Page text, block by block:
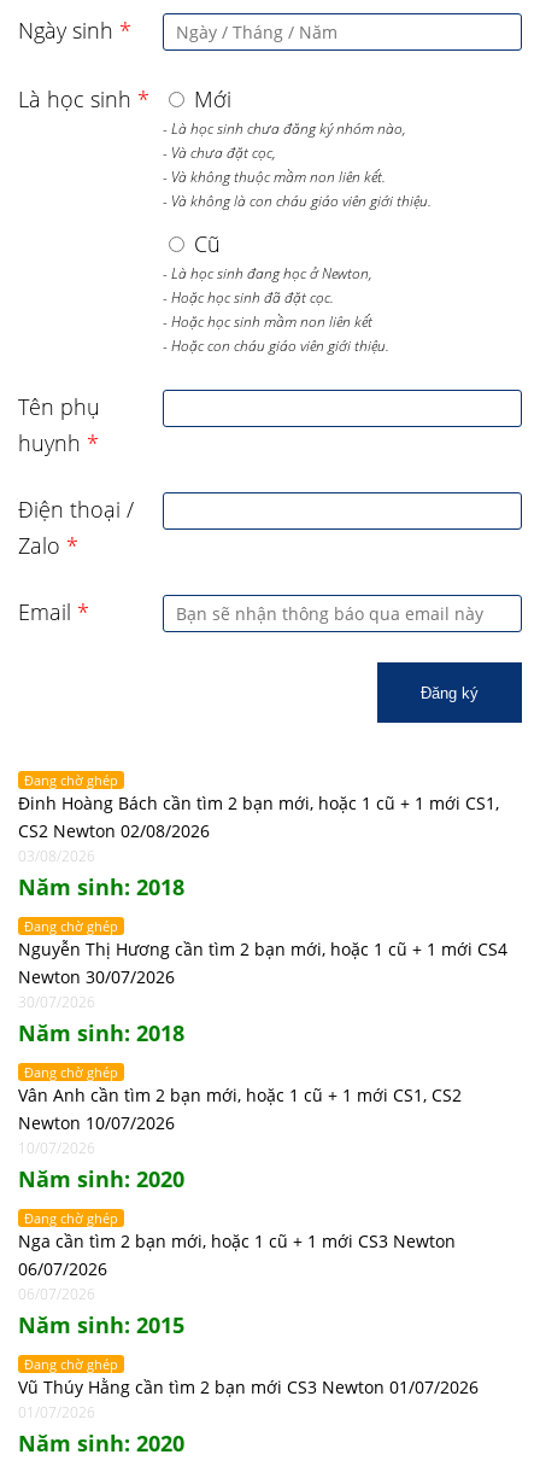
Ngày sinh *
Là học sinh * Mới
- Là học sinh chưa đăng ký nhóm nào,
- Và chưa đặt cọc,
- Và không thuộc mầm non liên kết.
- Và không là con cháu giáo viên giới thiệu.
Cũ
- Là học sinh đang học ở Newton,
- Hoặc học sinh đã đặt cọc.
- Hoặc học sinh mầm non liên kết
- Hoặc con cháu giáo viên giới thiệu.
Tên phụ
huynh *
Điện thoại /
Zalo *
Email *
Đăng ký
Đang chờ ghép
Đinh Hoàng Bách cần tìm 2 bạn mới, hoặc 1 cũ + 1 mới CS1,
CS2 Newton 02/08/2026
03/08/2026
Năm sinh: 2018
Đang chờ ghép
Nguyễn Thị Hương cần tìm 2 bạn mới, hoặc 1 cũ + 1 mới CS4
Newton 30/07/2026
30/07/2026
Năm sinh: 2018
Đang chờ ghép
Vân Anh cần tìm 2 bạn mới, hoặc 1 cũ + 1 mới CS1, CS2
Newton 10/07/2026
10/07/2026
Năm sinh: 2020
Đang chờ ghép
Nga cần tìm 2 bạn mới, hoặc 1 cũ + 1 mới CS3 Newton
06/07/2026
06/07/2026
Năm sinh: 2015
Đang chờ ghép
Vũ Thúy Hằng cần tìm 2 bạn mới CS3 Newton 01/07/2026
01/07/2026
Năm sinh: 2020